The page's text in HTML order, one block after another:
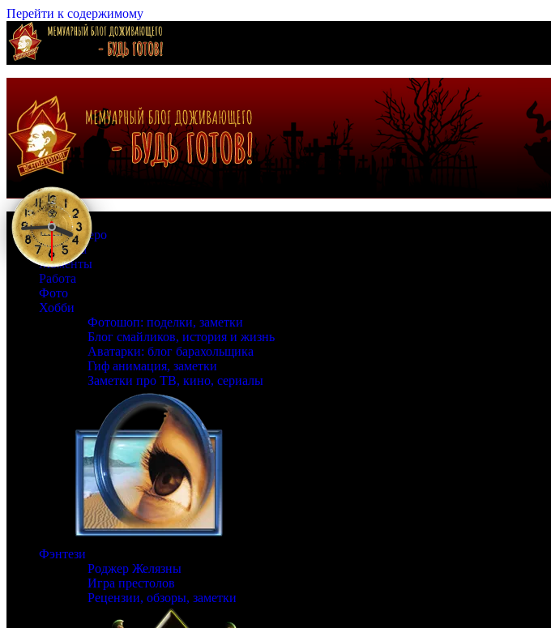
Перейти к содержимому
Страна Зеро
Времена
Моменты
Работа
Фото
Хобби
Фотошоп: поделки, заметки
Блог смайликов, история и жизнь
Аватарки: блог барахольщика
Гиф анимация, заметки
Заметки про ТВ, кино, сериалы
Фэнтези
Роджер Желязны
Игра престолов
Рецензии, обзоры, заметки